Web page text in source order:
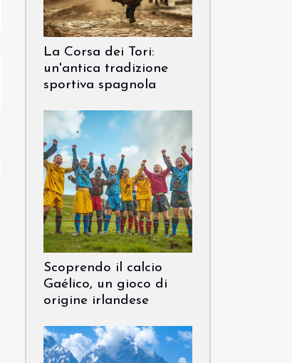
La Corsa dei Tori:
un'antica tradizione
sportiva spagnola
Scoprendo il calcio
Gaélico, un gioco di
origine irlandese